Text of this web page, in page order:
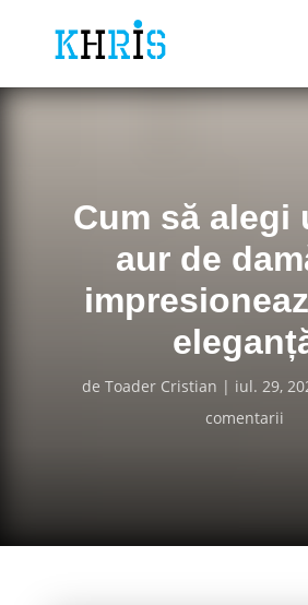
Cum să alegi
aur de
de Toader Cristian iul. 29,
comentarii